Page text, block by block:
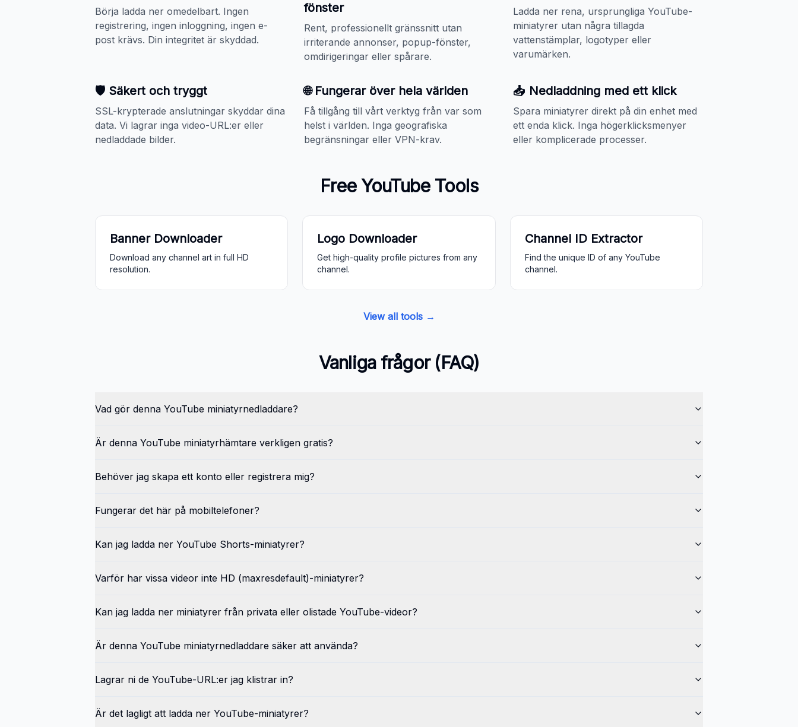
Börja ladda ner omedelbart. Ingen
registrering, ingen inloggning, ingen e-
post krävs. Din integritet är skyddad.
fönster
Rent, professionellt gränssnitt utan
irriterande annonser, popup-fönster,
omdirigeringar eller spårare.
Ladda ner rena, ursprungliga YouTube-
miniatyrer utan några tillagda
vattenstämplar, logotyper eller
varumärken.
🛡️ Säkert och tryggt
SSL-krypterade anslutningar skyddar dina
data. Vi lagrar inga video-URL:er eller
nedladdade bilder.
🌐 Fungerar över hela världen
Få tillgång till vårt verktyg från var som
helst i världen. Inga geografiska
begränsningar eller VPN-krav.
📥 Nedladdning med ett klick
Spara miniatyrer direkt på din enhet med
ett enda klick. Inga högerklicksmenyer
eller komplicerade processer.
Free YouTube Tools
Banner Downloader
Download any channel art in full HD
resolution.
Logo Downloader
Get high-quality profile pictures from any
channel.
Channel ID Extractor
Find the unique ID of any YouTube
channel.
View all tools →
Vanliga frågor (FAQ)
Vad gör denna YouTube miniatyrnedladdare?
Är denna YouTube miniatyrhämtare verkligen gratis?
Behöver jag skapa ett konto eller registrera mig?
Fungerar det här på mobiltelefoner?
Kan jag ladda ner YouTube Shorts-miniatyrer?
Varför har vissa videor inte HD (maxresdefault)-miniatyrer?
Kan jag ladda ner miniatyrer från privata eller olistade YouTube-videor?
Är denna YouTube miniatyrnedladdare säker att använda?
Lagrar ni de YouTube-URL:er jag klistrar in?
Är det lagligt att ladda ner YouTube-miniatyrer?